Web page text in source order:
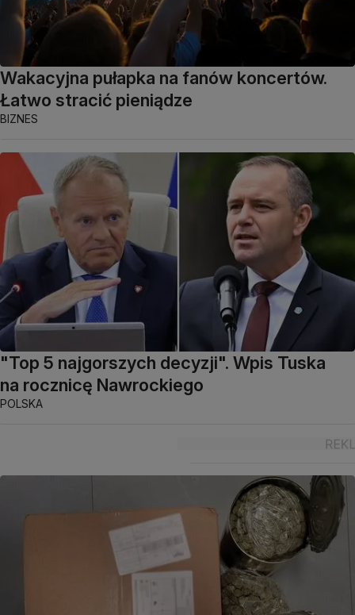
Wakacyjna pułapka na fanów koncertów.
Łatwo stracić pieniądze
BIZNES
"Top 5 najgorszych decyzji". Wpis Tuska
na rocznicę Nawrockiego
POLSKA